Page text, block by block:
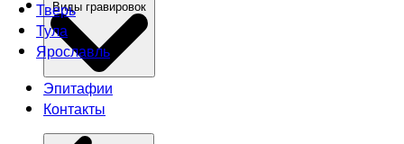
Тверь
Тула
Ярославль
Эпитафии
Контакты